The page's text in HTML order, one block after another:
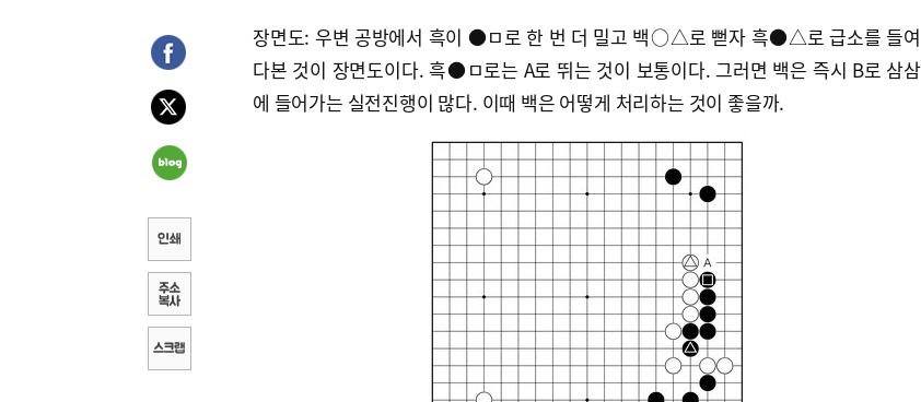
장면도: 우변 공방에서 흑이 ●ㅁ로 한 번 더 밀고 백○△로 뻗자 흑●△로 급소를 들여
다본 것이 장면도이다. 흑●ㅁ로는 A로 뛰는 것이 보통이다. 그러면 백은 즉시 B로 삼삼
에 들어가는 실전진행이 많다. 이때 백은 어떻게 처리하는 것이 좋을까.